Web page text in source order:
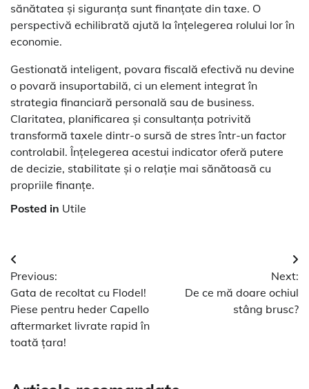
sănătatea și siguranța sunt finanțate din taxe. O
perspectivă echilibrată ajută la înțelegerea rolului lor în
economie.
Gestionată inteligent, povara fiscală efectivă nu devine
o povară insuportabilă, ci un element integrat în
strategia financiară personală sau de business.
Claritatea, planificarea și consultanța potrivită
transformă taxele dintr-o sursă de stres într-un factor
controlabil. Înțelegerea acestui indicator oferă putere
de decizie, stabilitate și o relație mai sănătoasă cu
propriile finanțe.
Posted in Utile
Navigare
în
articole
Previous:
Gata de recoltat cu Flodel!
Piese pentru heder Capello
aftermarket livrate rapid în
toată țara!
Next:
De ce mă doare ochiul
stâng brusc?